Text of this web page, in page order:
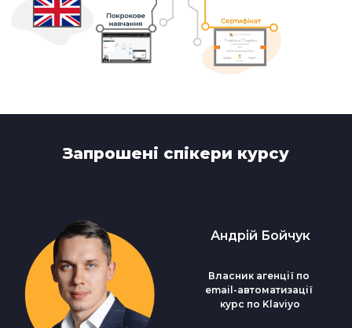
Запрошені спікери курсу
Андрій Бойчук
Власник агенції по
email-автоматизації
курс по Klaviyo